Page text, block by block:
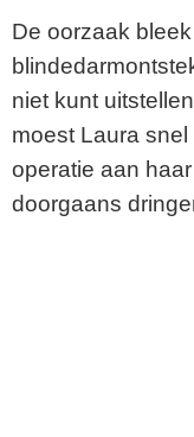
De oorzaak
niet kunt
moest Laura
operatie aan
doorgaans